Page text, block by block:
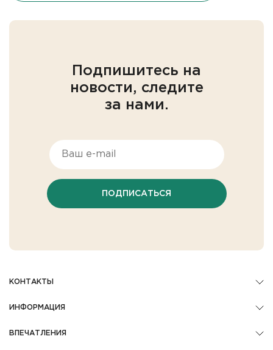
Подпишитесь на
новости, следите
за нами.
ПОДПИСАТЬСЯ
КОНТАКТЫ
ИНФОРМАЦИЯ
ВПЕЧАТЛЕНИЯ